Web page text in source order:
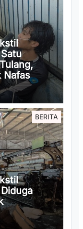
Nafas
BERITA